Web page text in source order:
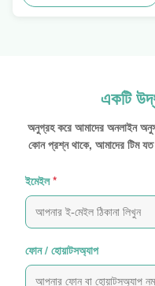
একটি
অনুগ্রহ করে আমাদের অনলাইন
কোন প্রশ্ন থাকে, আমাদের টিম
ইমেইল *
ফোন / হোয়াটসঅ্যাপ